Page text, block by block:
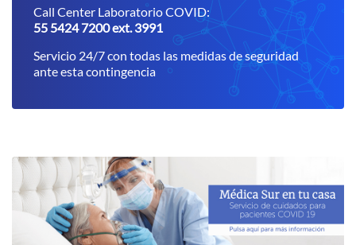
Call Center Laboratorio COVID:
55 5424 7200 ext. 3991
Servicio 24/7 con todas las medidas de seguridad
ante esta contingencia